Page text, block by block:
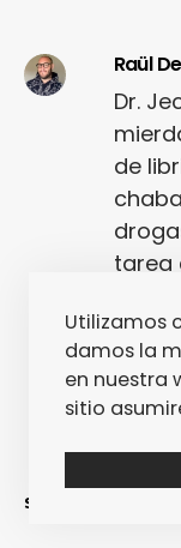
Raül
Dr.
de
tarea
SINCERAMENTE
Utilizamos
damos la
en nuestra
sitio